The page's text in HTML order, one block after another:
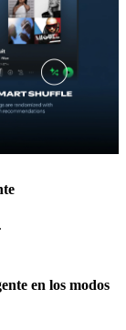
en los modos